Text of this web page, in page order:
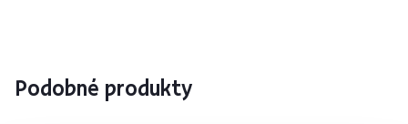
Podobné produkty